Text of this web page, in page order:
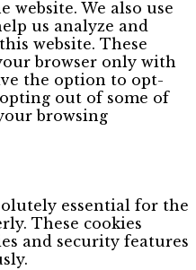
We also use
us analyze and
website. These
browser only with
the option to opt-
out of some of
browsing
essential for the
These cookies
and security features